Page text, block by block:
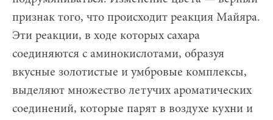
признак того, что происходит реакция Майяра.
Эти реакции, в ходе которых сахара
соединяются с аминокислотами, образуя
вкусные золотистые и умбровые комплексы,
выделяют множество летучих ароматических
соединений, которые парят в воздухе кухни и